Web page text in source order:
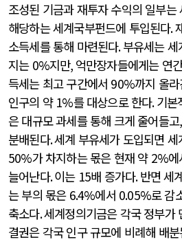
조성된 기금과 재투자 수익의 일부는
해당하는 세계국부펀드에 투입된다.
소득세를 통해 마련된다.부유세는 세
지는 0%지만, 억만장자들에게는 연
득세는 최고 구간에서 90%까지 올
인구의 약 1%를 대상으로 한다.기본
은 대규모 과세를 통해 크게 줄어들고
분배된다.세계 부유세가 도입되면
50%가 차지하는 몫은 현재 약 2%에
늘어난다.이는 15배 증가다.반면 세
는 부의 몫은 6.4%에서 0.05%로 감
축소다.세계정의기금은 각국 정부가
결권은 각국 인구 규모에 비례해 배